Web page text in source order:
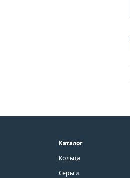
г. Москва, Тихвинский пер., д. 7,
3D-тур по шоуруму
Каталог
Кольца
Серьги